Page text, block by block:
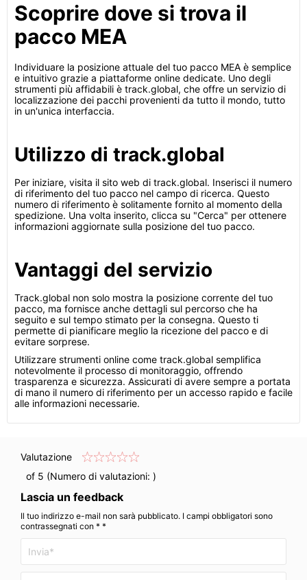
Scoprire dove si trova il
pacco MEA
Individuare la posizione attuale del tuo pacco MEA è semplice
e intuitivo grazie a piattaforme online dedicate. Uno degli
strumenti più affidabili è track.global, che offre un servizio di
localizzazione dei pacchi provenienti da tutto il mondo, tutto
in un'unica interfaccia.
Utilizzo di track.global
Per iniziare, visita il sito web di track.global. Inserisci il numero
di riferimento del tuo pacco nel campo di ricerca. Questo
numero di riferimento è solitamente fornito al momento della
spedizione. Una volta inserito, clicca su "Cerca" per ottenere
informazioni aggiornate sulla posizione del tuo pacco.
Vantaggi del servizio
Track.global non solo mostra la posizione corrente del tuo
pacco, ma fornisce anche dettagli sul percorso che ha
seguito e sul tempo stimato per la consegna. Questo ti
permette di pianificare meglio la ricezione del pacco e di
evitare sorprese.
Utilizzare strumenti online come track.global semplifica
notevolmente il processo di monitoraggio, offrendo
trasparenza e sicurezza. Assicurati di avere sempre a portata
di mano il numero di riferimento per un accesso rapido e facile
alle informazioni necessarie.
Valutazione
of 5 (Numero di valutazioni: )
Lascia un feedback
Il tuo indirizzo e-mail non sarà pubblicato. I campi obbligatori sono
contrassegnati con * *